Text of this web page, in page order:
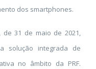
dos smartphones.
de 31 de maio de 2021,
solução integrada de
no âmbito da PRF.